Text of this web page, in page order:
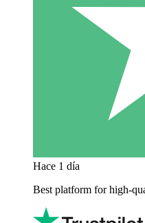
Hace 1 día
Best platform for high-